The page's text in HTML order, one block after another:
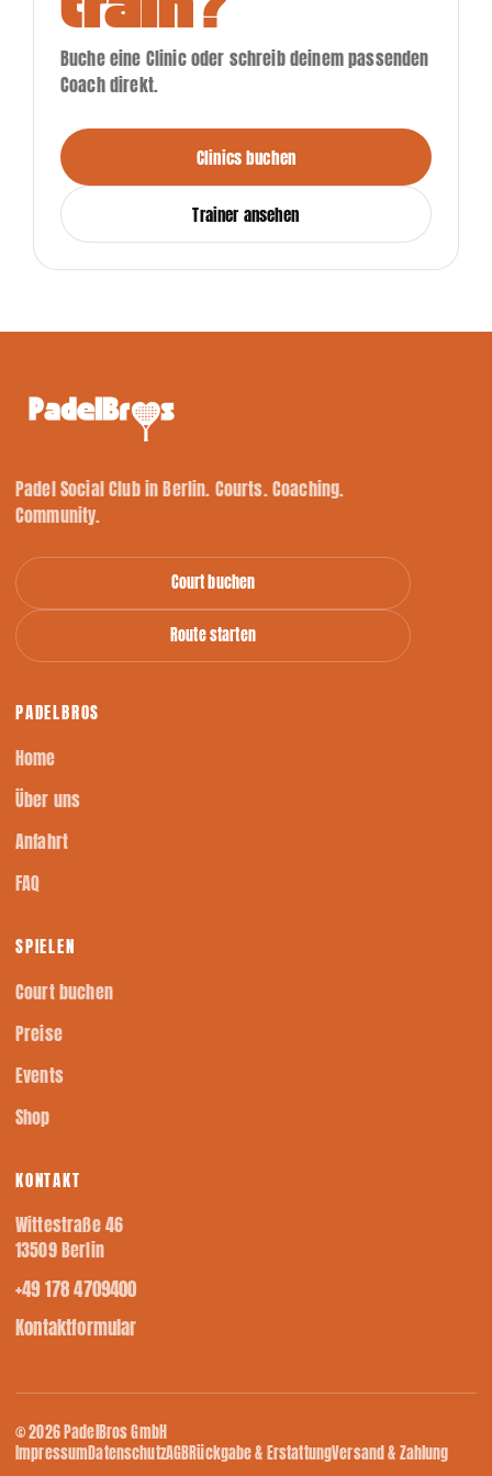
Buche eine Clinic oder schreib deinem passenden
Coach direkt.
Clinics buchen
Trainer ansehen
Padel Social Club in Berlin. Courts. Coaching.
Community.
Court buchen
Route starten
PADELBROS
Home
Über uns
Anfahrt
FAQ
SPIELEN
Court buchen
Preise
Events
Shop
KONTAKT
Wittestraße 46
13509 Berlin
+49 178 4709400
Kontaktformular
© 2026 PadelBros GmbH
ImpressumDatenschutzAGBRückgabe & ErstattungVersand & Zahlung